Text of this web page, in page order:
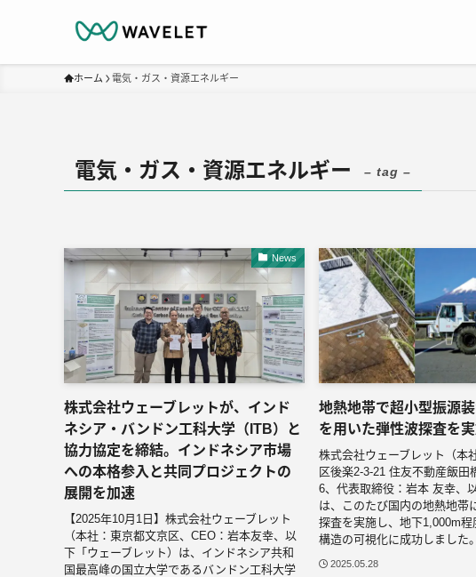
ホーム 電気・ガス・資源エネルギー
電気・ガス・資源エネルギー – tag –
News
株式会社ウェーブレットが、インド
ネシア・バンドン工科大学（ITB）と
協力協定を締結。インドネシア市場
への本格参入と共同プロジェクトの
展開を加速
【2025年10月1日】株式会社ウェーブレット
（本社：東京都文京区、CEO：岩本友幸、以
下「ウェーブレット）は、インドネシア共和
国最高峰の国立大学であるバンドン工科大学
地熱地帯で超小型振源装
を用いた弾性波探査を
株式会社ウェーブレット（本
区後楽2-3-21 住友不動産飯田
6、代表取締役：岩本 友幸、
は、このたび国内の地熱地帯
探査を実施し、地下1,000m程
構造の可視化に成功しました
2025.05.28